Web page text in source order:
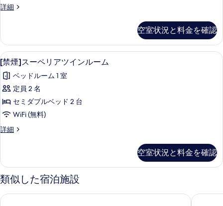
す
の
写
真
を
表
示
る
の
ア
リ
プ
ル
ル
ー
ム
の
す
の
写
真
詳細
[禁
ペ
リ
ア
ト
リ
プ
ル
ー
の
空室状況と料金を確認
[禁
煙]
ス
ー
ペ
ア
イ
ン
ル
ー
セーフティボックス (室内)、デスク
7
[禁煙]スーペリアツインルーム
ベッドルーム 1 室
定員 2 名
セミダブルベッド 2 台
WiFi (無料)
詳細
[禁
ペ
リ
ア
イ
空室状況と料金を確認
類似した宿泊施設
ホテルフォルツァ名古屋栄 スマイ